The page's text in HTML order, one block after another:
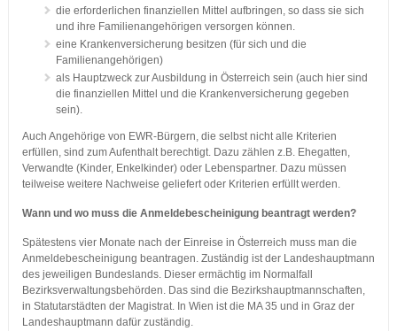
die erforderlichen finanziellen Mittel aufbringen, so dass sie sich
und ihre Familienangehörigen versorgen können.
eine Krankenversicherung besitzen (für sich und die
Familienangehörigen)
als Hauptzweck zur Ausbildung in Österreich sein (auch hier sind
die finanziellen Mittel und die Krankenversicherung gegeben
sein).
Auch Angehörige von EWR-Bürgern, die selbst nicht alle Kriterien
erfüllen, sind zum Aufenthalt berechtigt. Dazu zählen z.B. Ehegatten,
Verwandte (Kinder, Enkelkinder) oder Lebenspartner. Dazu müssen
teilweise weitere Nachweise geliefert oder Kriterien erfüllt werden.
Wann und wo muss die Anmeldebescheinigung beantragt werden?
Spätestens vier Monate nach der Einreise in Österreich muss man die
Anmeldebescheinigung beantragen. Zuständig ist der Landeshauptmann
des jeweiligen Bundeslands. Dieser ermächtig im Normalfall
Bezirksverwaltungsbehörden. Das sind die Bezirkshauptmannschaften,
in Statutarstädten der Magistrat. In Wien ist die MA 35 und in Graz der
Landeshauptmann dafür zuständig.